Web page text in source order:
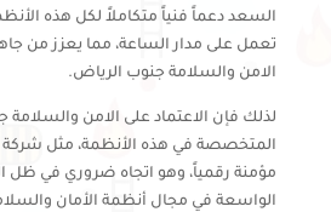
السعد دعماً فنياً متكاملاً لكل هذه
تعمل على مدار الساعة، مما يعزز من
الامن والسلامة جنوب الرياض.
لذلك فإن الاعتماد على الامن والسلامة
المتخصصة في هذه الأنظمة، مثل شركة
مؤمنة رقمياً، وهو اتجاه ضروري في ظل
الواسعة في مجال أنظمة الأمان